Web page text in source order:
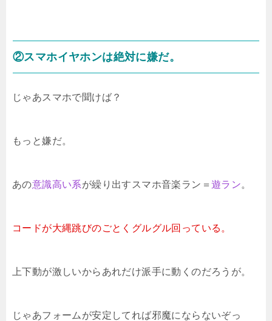
②スマホイヤホンは絶対に嫌だ。
じゃあスマホで聞けば？
もっと嫌だ。
あの意識高い系が繰り出すスマホ音楽ラン＝遊ラン。
コードが大縄跳びのごとくグルグル回っている。
上下動が激しいからあれだけ派手に動くのだろうが。
じゃあフォームが安定してれば邪魔にならないぞっ